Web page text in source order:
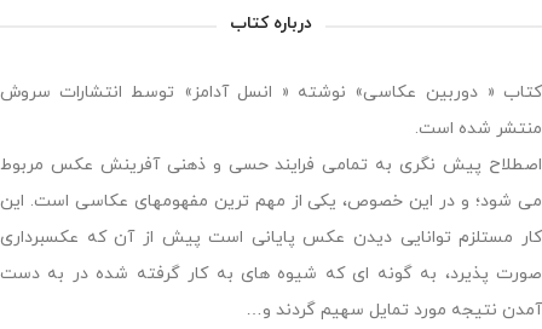
درباره کتاب
کتاب « دوربین عکاسی» نوشته « انسل آدامز» توسط انتشارات سروش
منتشر شده است.
اصطلاح پیش نگری به تمامی فرایند حسی و ذهنی آفرینش عکس مربوط
می شود؛ و در این خصوص، یکی از مهم ترین مفهومهای عکاسی است. این
کار مستلزم توانایی دیدن عکس پایانی است پیش از آن که عکسبرداری
صورت پذیرد، به گونه ای که شیوه های به کار گرفته شده در به دست
آمدن نتیجه مورد تمایل سهیم گردند و…